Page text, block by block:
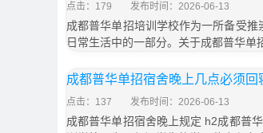
点击：179 发布时间：2026-06-13
成都普华单招培训学校作为一所备受
日常生活中的一部分。关于成都普华单
成都普华单招宿舍晚上几点必须回
点击：137 发布时间：2026-06-13
成都普华单招宿舍晚上规定 h2成都普